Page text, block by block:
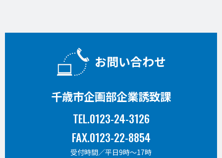
お問い合わせ
千歳市企画部企業誘致課
TEL.0123-24-3126
FAX.0123-22-8854
受付時間／平日9時〜17時